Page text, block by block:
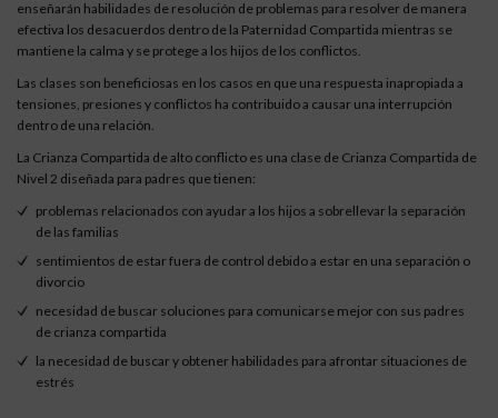
enseñarán habilidades de resolución de problemas para resolver de manera
efectiva los desacuerdos dentro de la Paternidad Compartida mientras se
mantiene la calma y se protege a los hijos de los conflictos.
Las clases son beneficiosas en los casos en que una respuesta inapropiada a
tensiones, presiones y conflictos ha contribuido a causar una interrupción
dentro de una relación.
La Crianza Compartida de alto conflicto es una clase de Crianza Compartida de
Nivel 2 diseñada para padres que tienen:
problemas relacionados con ayudar a los hijos a sobrellevar la separación
de las familias
sentimientos de estar fuera de control debido a estar en una separación o
divorcio
necesidad de buscar soluciones para comunicarse mejor con sus padres
de crianza compartida
la necesidad de buscar y obtener habilidades para afrontar situaciones de
estrés